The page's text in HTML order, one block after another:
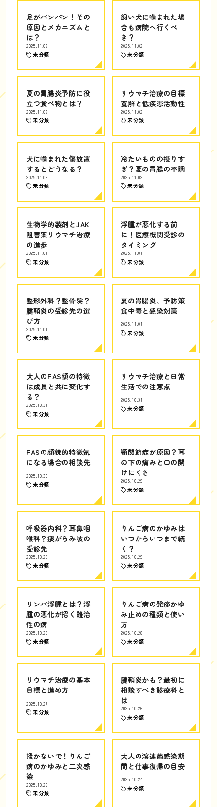
足がパンパン！その
原因とメカニズムと
は？
2025.11.02
未分類
飼い犬に噛まれた場
合も病院へ行くべ
き？
2025.11.02
未分類
夏の胃腸炎予防に役
立つ食べ物とは？
2025.11.02
未分類
リウマチ治療の目標
寛解と低疾患活動性
2025.11.02
未分類
犬に噛まれた傷放置
するとどうなる？
2025.11.02
未分類
冷たいものの摂りす
ぎ？夏の胃腸の不調
2025.11.02
未分類
生物学的製剤とJAK
阻害薬リウマチ治療
の進歩
2025.11.01
未分類
浮腫が悪化する前
に！医療機関受診の
タイミング
2025.11.01
未分類
整形外科？整骨院？
腱鞘炎の受診先の選
び方
2025.11.01
未分類
夏の胃腸炎、予防策
食中毒と感染対策
2025.11.01
未分類
大人のFAS顔の特徴
は成長と共に変化す
る？
2025.10.31
未分類
リウマチ治療と日常
生活での注意点
2025.10.31
未分類
FASの顔貌的特徴気
になる場合の相談先
2025.10.30
未分類
顎関節症が原因？耳
の下の痛みと口の開
けにくさ
2025.10.29
未分類
呼吸器内科？耳鼻咽
喉科？痰がらみ咳の
受診先
2025.10.29
未分類
りんご病のかゆみは
いつからいつまで続
く？
2025.10.29
未分類
リンパ浮腫とは？浮
腫の悪化が招く難治
性の病
2025.10.29
未分類
りんご病の発疹かゆ
み止めの種類と使い
方
2025.10.28
未分類
リウマチ治療の基本
目標と進め方
2025.10.27
未分類
腱鞘炎かも？最初に
相談すべき診療科と
は
2025.10.26
未分類
掻かないで！りんご
病のかゆみと二次感
染
2025.10.26
未分類
大人の溶連菌感染期
間と仕事復帰の目安
2025.10.24
未分類